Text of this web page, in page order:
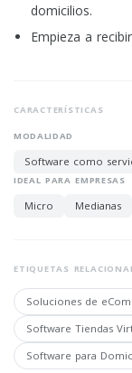
domicilios.
Empieza a
CARACTERÍSTICAS
MODALIDAD
Software como
IDEAL PARA EMPRESAS
Micro Medianas
ETIQUETAS
Soluciones de
Software Tiendas
Software para